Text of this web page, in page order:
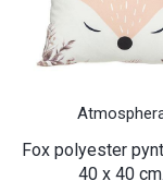
Fox polyester
40 x 40 cm.